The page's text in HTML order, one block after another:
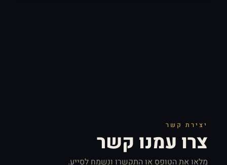
יצירת קשר
צרו עמנו קשר
מלאו את הטופס או התקשרו ונשמח לסייע.